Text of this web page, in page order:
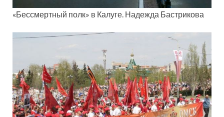
«Бессмертный полк» в Калуге. Надежда Бастрикова